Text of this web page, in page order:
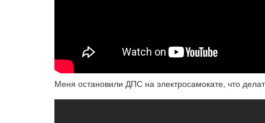
Меня остановили ДПС на электросамокате, что